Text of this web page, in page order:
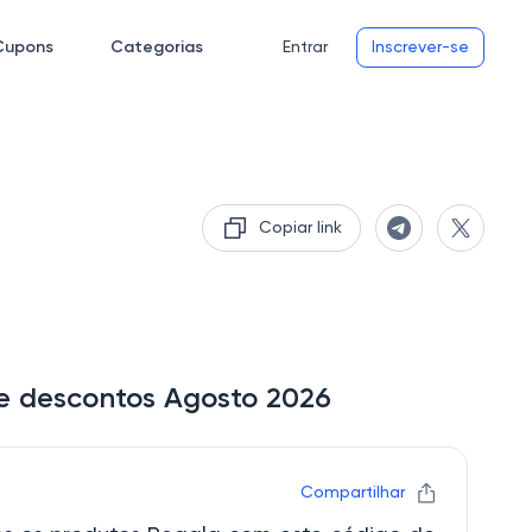
Categorias Entrar Inscrever-se
Copiar link
descontos Agosto 2026
Compartilhar